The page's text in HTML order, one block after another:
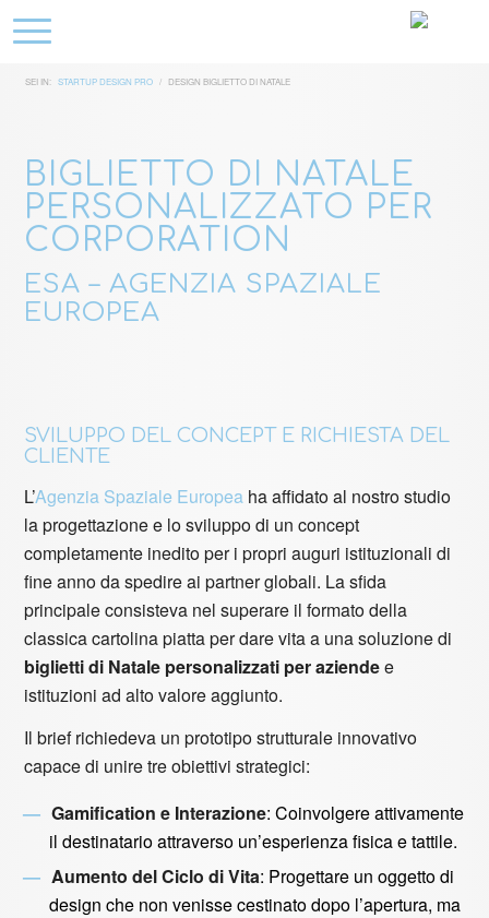
SEI IN: STARTUP DESIGN PRO / DESIGN BIGLIETTO DI NATALE
BIGLIETTO DI NATALE
PERSONALIZZATO PER
CORPORATION
ESA – AGENZIA SPAZIALE
EUROPEA
SVILUPPO DEL CONCEPT E RICHIESTA DEL
CLIENTE
L’Agenzia Spaziale Europea ha affidato al nostro studio
la progettazione e lo sviluppo di un concept
completamente inedito per i propri auguri istituzionali di
fine anno da spedire ai partner globali. La sfida
principale consisteva nel superare il formato della
classica cartolina piatta per dare vita a una soluzione di
biglietti di Natale personalizzati per aziendee
istituzioni ad alto valore aggiunto.
Il brief richiedeva un prototipo strutturale innovativo
capace di unire tre obiettivi strategici:
Gamification e Interazione: Coinvolgere attivamente
il destinatario attraverso un’esperienza fisica e tattile.
Aumento del Ciclo di Vita: Progettare un oggetto di
design che non venisse cestinato dopo l’apertura, ma